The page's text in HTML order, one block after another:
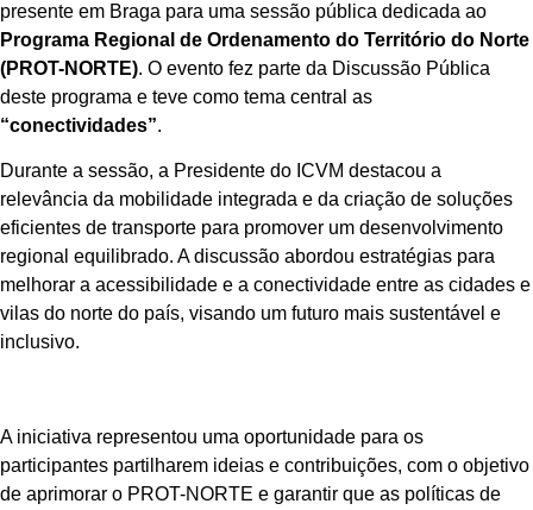
presente em Braga para uma sessão pública dedicada ao
Programa Regional de Ordenamento do Território do Norte
(PROT-NORTE). O evento fez parte da Discussão Pública
deste programa e teve como tema central as
“conectividades”.
Durante a sessão, a Presidente do ICVM destacou a
relevância da mobilidade integrada e da criação de soluções
eficientes de transporte para promover um desenvolvimento
regional equilibrado. A discussão abordou estratégias para
melhorar a acessibilidade e a conectividade entre as cidades e
vilas do norte do país, visando um futuro mais sustentável e
inclusivo.
A iniciativa representou uma oportunidade para os
participantes partilharem ideias e contribuições, com o objetivo
de aprimorar o PROT-NORTE e garantir que as políticas de